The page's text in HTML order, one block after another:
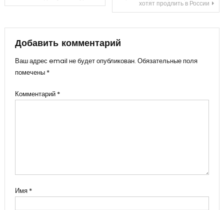
записям
хотят продлить в России
Добавить комментарий
Ваш адрес email не будет опубликован. Обязательные поля
помечены *
Комментарий *
Имя *